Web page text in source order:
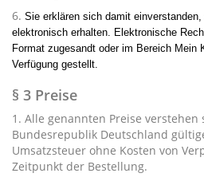
6. Sie erklären sich damit
elektronisch erhalten. Elektronische
Format zugesandt oder im Bereich Mein
Verfügung gestellt.
§ 3 Preise
1. Alle genannten Preise
Bundesrepublik Deutschland
Umsatzsteuer ohne Kosten von
Zeitpunkt der Bestellung.